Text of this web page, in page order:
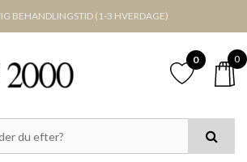
BEHANDLINGSTID (1-3 HVERDAGE)
0 0